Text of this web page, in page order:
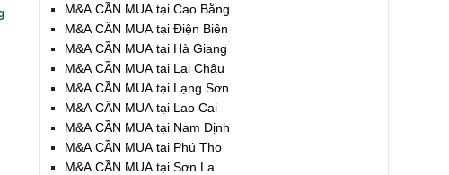
M&A CẦN MUA tại Cao Bằng
M&A CẦN MUA tại Điện Biên
M&A CẦN MUA tại Hà Giang
M&A CẦN MUA tại Lai Châu
M&A CẦN MUA tại Lạng Sơn
M&A CẦN MUA tại Lao Cai
M&A CẦN MUA tại Nam Định
M&A CẦN MUA tại Phú Thọ
M&A CẦN MUA tại Sơn La